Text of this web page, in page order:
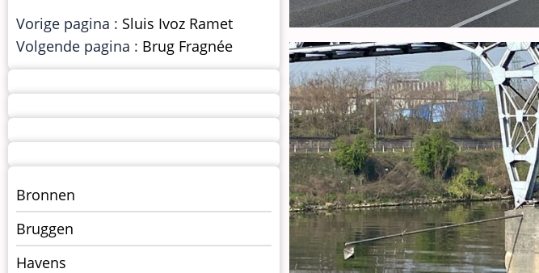
Vorige pagina : Sluis Ivoz Ramet
Volgende pagina : Brug Fragnée
Menu
kunstwerken
op
kunstwerkpagina
Bronnen
Bruggen
Havens